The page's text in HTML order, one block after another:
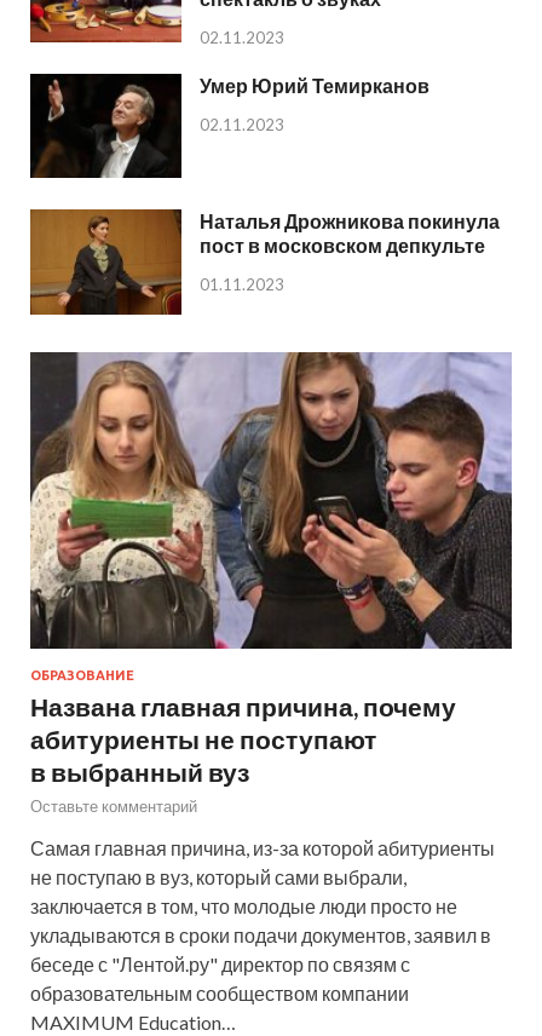
02.11.2023
Умер Юрий Темирканов
02.11.2023
Наталья Дрожникова покинула
пост в московском депкульте
01.11.2023
ОБРАЗОВАНИЕ
Названа главная причина, почему
абитуриенты не поступают
в выбранный вуз
Оставьте комментарий
Самая главная причина, из-за которой абитуриенты
не поступаю в вуз, который сами выбрали,
заключается в том, что молодые люди просто не
укладываются в сроки подачи документов, заявил в
беседе с "Лентой.ру" директор по связям с
образовательным сообществом компании
MAXIMUM Education…